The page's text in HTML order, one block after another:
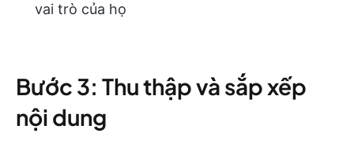
vai trò của họ
Bước 3: Thu thập và sắp xếp
nội dung